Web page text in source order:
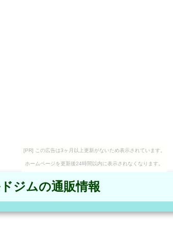
[PR] この広告は3ヶ月以上更新がないため表示されています。
ホームページを更新後24時間以内に表示されなくなります。
ジムの通販情報